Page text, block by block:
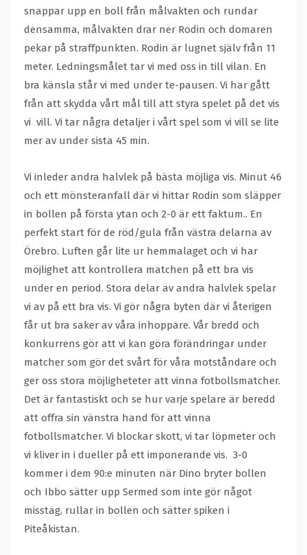
snappar upp en boll från målvakten och rundar
densamma, målvakten drar ner Rodin och domaren
pekar på straffpunkten. Rodin är lugnet själv från 11
meter. Ledningsmålet tar vi med oss in till vilan. En
bra känsla står vi med under te-pausen. Vi har gått
från att skydda vårt mål till att styra spelet på det vis
vi vill. Vi tar några detaljer i vårt spel som vi vill se lite
mer av under sista 45 min.
Vi inleder andra halvlek på bästa möjliga vis. Minut 46
och ett mönsteranfall där vi hittar Rodin som släpper
in bollen på första ytan och 2-0 är ett faktum.. En
perfekt start för de röd/gula från västra delarna av
Örebro. Luften går lite ur hemmalaget och vi har
möjlighet att kontrollera matchen på ett bra vis
under en period. Stora delar av andra halvlek spelar
vi av på ett bra vis. Vi gör några byten där vi återigen
får ut bra saker av våra inhoppare. Vår bredd och
konkurrens gör att vi kan göra förändringar under
matcher som gör det svårt för våra motståndare och
ger oss stora möjligheteter att vinna fotbollsmatcher.
Det är fantastiskt och se hur varje spelare är beredd
att offra sin vänstra hand för att vinna
fotbollsmatcher. Vi blockar skott, vi tar löpmeter och
vi kliver in i dueller på ett imponerande vis. 3-0
kommer i dem 90:e minuten när Dino bryter bollen
och Ibbo sätter upp Sermed som inte gör något
misstag, rullar in bollen och sätter spiken i
Piteåkistan.